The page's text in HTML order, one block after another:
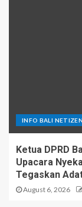
INFO BALI NETIZEN
Ketua DPRD
Upacara
Tegaskan
August 6, 2026